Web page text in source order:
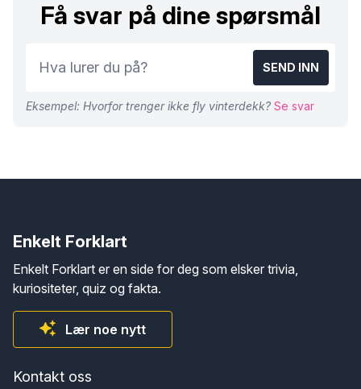
Få svar på dine spørsmål
SEND INN
Eksempel: Hvorfor trenger ikke fly vinterdekk? Se svar
Enkelt Forklart
Enkelt Forklart er en side for deg som elsker trivia,
kuriositeter, quiz og fakta.
Lær noe nytt
Kontakt oss